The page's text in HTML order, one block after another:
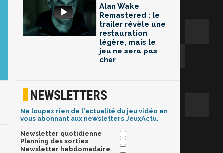
Alan Wake
Remastered : le
trailer révèle une
restauration
légère, mais le
jeu ne sera pas
cher
NEWSLETTERS
Ne loupez rien de l'actualité du jeu vidéo en
vous abonnant aux newsletters JeuxActu.
Newsletter quotidienne
Planning des sorties
Newsletter hebdomadaire